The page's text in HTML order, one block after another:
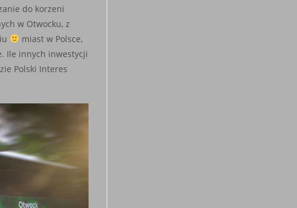
do korzeni
w Otwocku, z
miast w Polsce,
Ile innych inwestycji
Polski Interes